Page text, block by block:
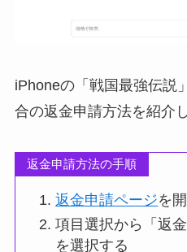
iPhoneの「戦国最強伝説
合の返金申請方法を紹介
返金申請方法の手順
返金申請ページを
項目選択から「返
を選択する